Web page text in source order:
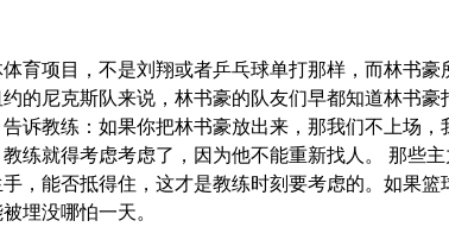
育项目，不是刘翔或者乒乓球单打那样，而林书
的尼克斯队来说，林书豪的队友们早都知道林书
诉教练：如果你把林书豪放出来，那我们不上场
练就得考虑考虑了，因为他不能重新找人。 那些
，能否抵得住，这才是教练时刻要考虑的。如果
埋没哪怕一天。